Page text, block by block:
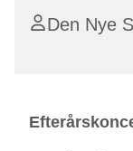
Den Nye